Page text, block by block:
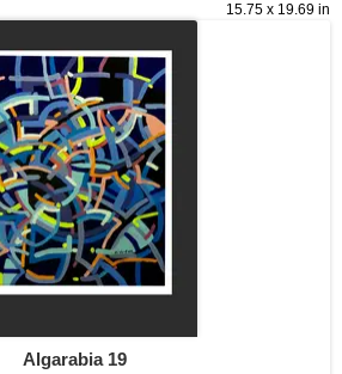
15.75 x 19.69 in
Algarabia 19